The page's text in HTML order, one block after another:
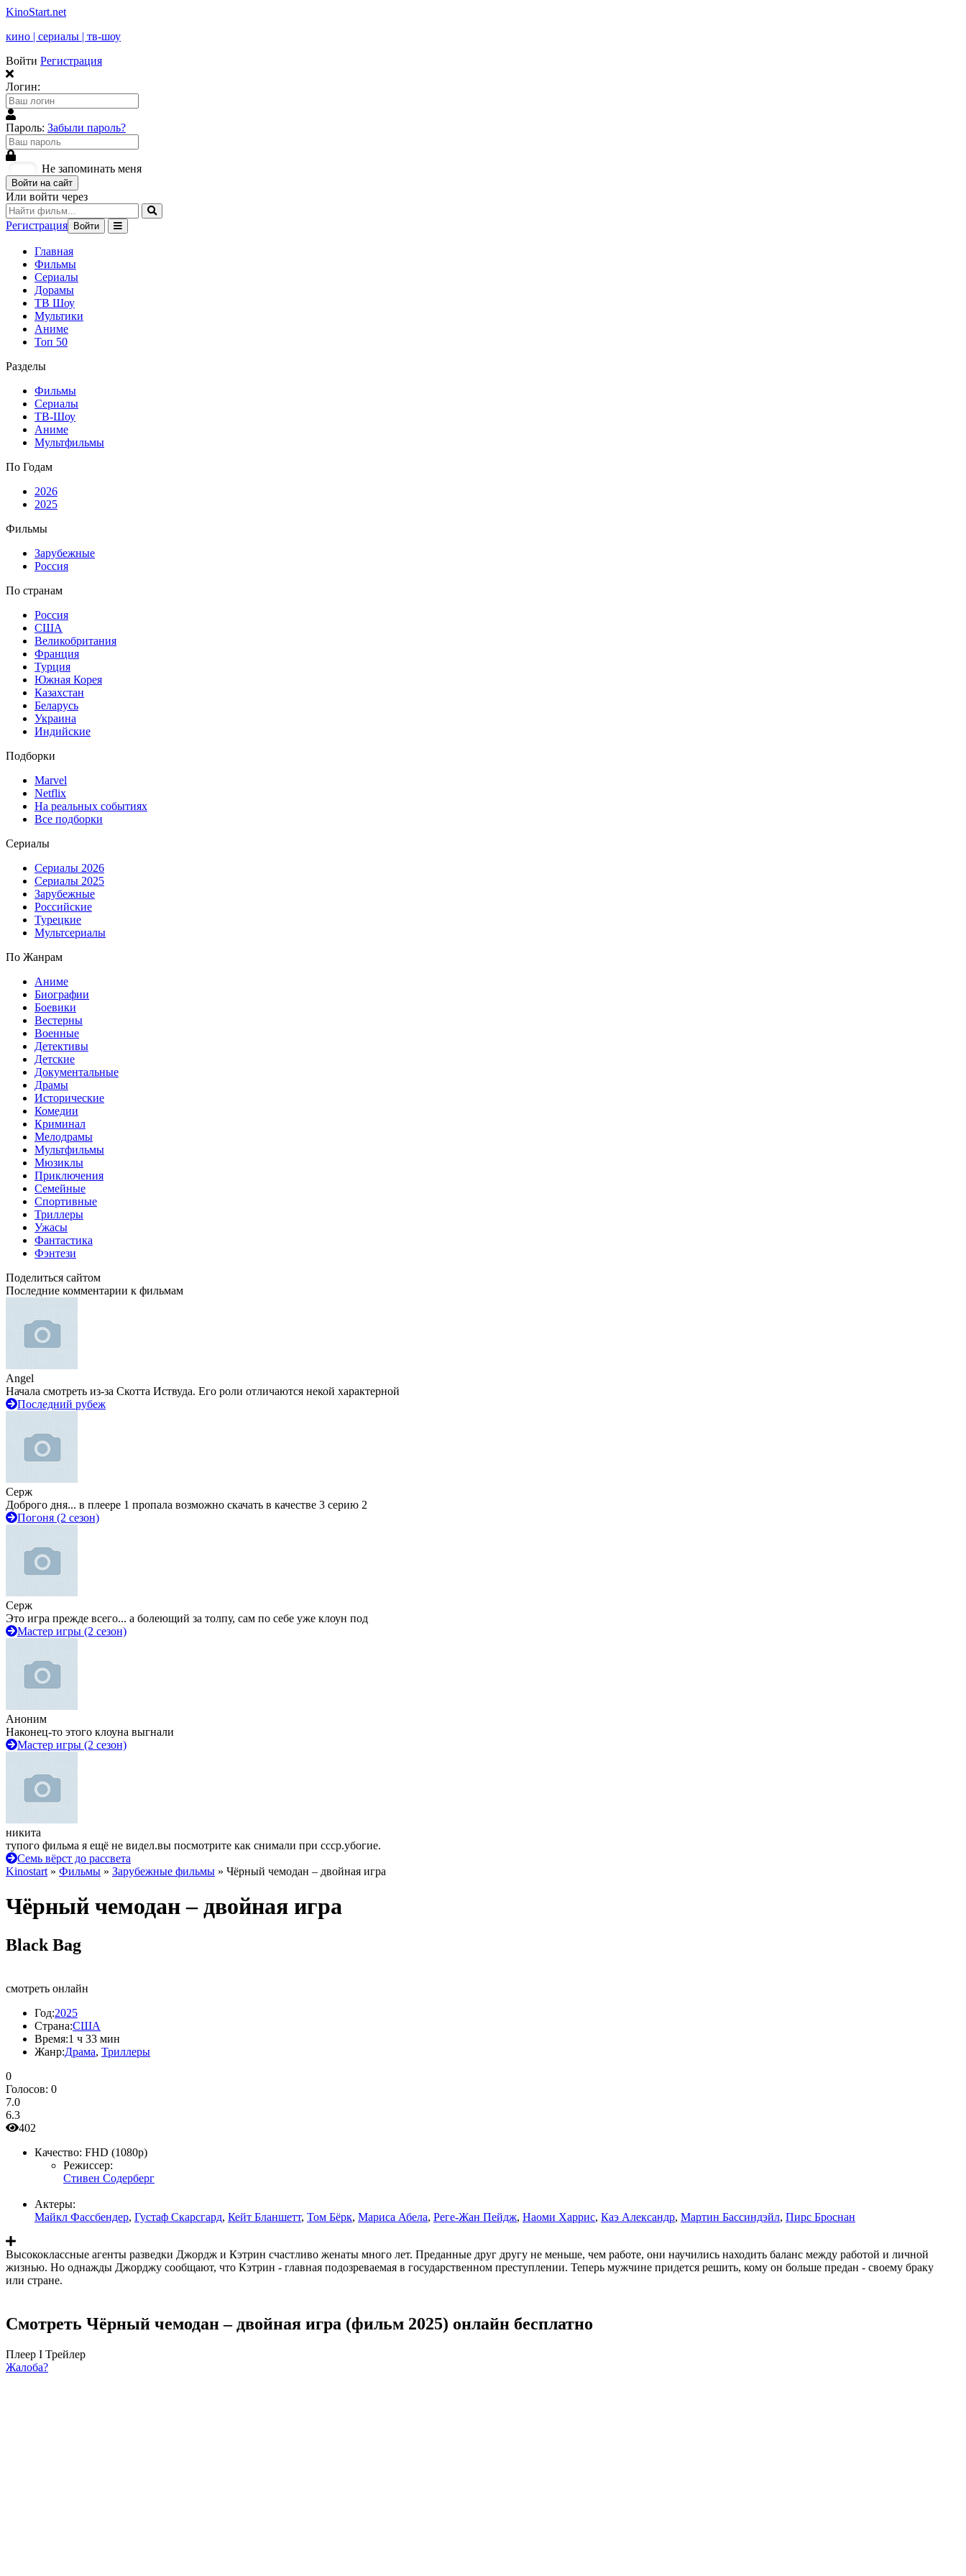
KinoStart.net
кино | сериалы | тв-шоу
Войти Регистрация
Логин:
Пароль: Забыли пароль?
Не запоминать меня
Войти на сайт
Или войти через
Регистрация Войти
Главная
Фильмы
Сериалы
Дорамы
ТВ Шоу
Мультики
Аниме
Топ 50
Разделы
Фильмы
Сериалы
ТВ-Шоу
Аниме
Мультфильмы
По Годам
2026
2025
Фильмы
Зарубежные
Россия
По странам
Россия
США
Великобритания
Франция
Турция
Южная Корея
Казахстан
Беларусь
Украина
Индийские
Подборки
Marvel
Netflix
На реальных событиях
Все подборки
Сериалы
Сериалы 2026
Сериалы 2025
Зарубежные
Российские
Турецкие
Мультсериалы
По Жанрам
Аниме
Биографии
Боевики
Вестерны
Военные
Детективы
Детские
Документальные
Драмы
Исторические
Комедии
Криминал
Мелодрамы
Мультфильмы
Мюзиклы
Приключения
Семейные
Спортивные
Триллеры
Ужасы
Фантастика
Фэнтези
Поделиться сайтом
Последние комментарии к фильмам
Angel
Начала смотреть из-за Скотта Иствуда. Его роли отличаются некой характерной
Последний рубеж
Серж
Доброго дня... в плеере 1 пропала возможно скачать в качестве 3 серию 2
Погоня (2 сезон)
Серж
Это игра прежде всего... а болеющий за толпу, сам по себе уже клоун под
Мастер игры (2 сезон)
Аноним
Наконец-то этого клоуна выгнали
Мастер игры (2 сезон)
никита
тупого фильма я ещё не видел.вы посмотрите как снимали при ссср.убогие.
Семь вёрст до рассвета
Kinostart » Фильмы » Зарубежные фильмы » Чёрный чемодан – двойная игра
Чёрный чемодан – двойная игра
Black Bag
смотреть онлайн
Год:2025
Страна:США
Время:1 ч 33 мин
Жанр:Драма, Триллеры
0
Голосов: 0
7.0
6.3
402
Качество: FHD (1080p)
Режиссер:
Стивен Содерберг
Актеры:
Майкл Фассбендер, Густаф Скарсгард, Кейт Бланшетт, Том Бёрк, Мариса Абела, Реге-Жан Пейдж, Наоми Харрис, Каэ Александр, Мартин Бассиндэйл, Пирс Броснан
Высококлассные агенты разведки Джордж и Кэтрин счастливо женаты много лет. Преданные друг другу не меньше, чем работе, они научились находить баланс между работой и личной
жизнью. Но однажды Джорджу сообщают, что Кэтрин - главная подозреваемая в государственном преступлении. Теперь мужчине придется решить, кому он больше предан - своему браку
или стране.
Смотреть Чёрный чемодан – двойная игра (фильм 2025) онлайн бесплатно
Плеер I Трейлер
Жалоба?